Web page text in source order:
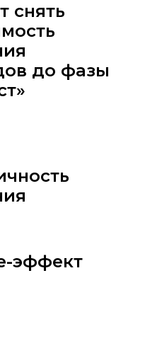
снять
до фазы
эффект